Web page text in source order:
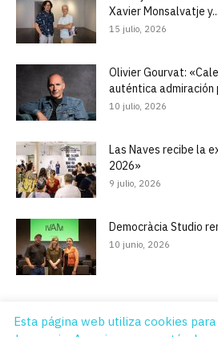
Xavier Monsalvatje y...
15 julio, 2026
Olivier Gourvat:
auténtica admiración
10 julio, 2026
Las Naves recibe la
2026»
9 julio, 2026
Democràcia Studio
10 junio, 2026
Esta página web utiliza cookies